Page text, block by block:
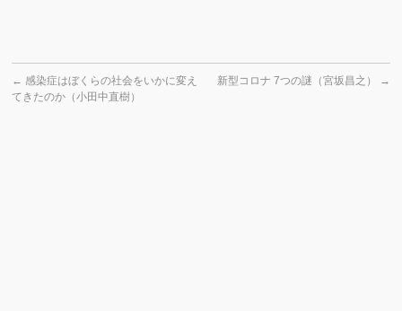
← 感染症はぼくらの社会をいかに変え
てきたのか（小田中直樹）
新型コロナ 7つの謎（宮坂昌之） →